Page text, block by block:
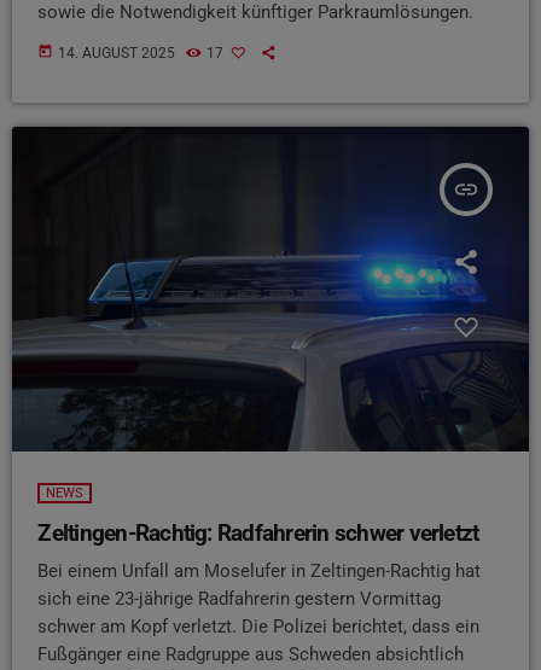
sowie die Notwendigkeit künftiger Parkraumlösungen.
today 14. AUGUST 2025 17
insert_link
NEWS
Zeltingen-Rachtig: Radfahrerin schwer verletzt
Bei einem Unfall am Moselufer in Zeltingen-Rachtig hat
sich eine 23-jährige Radfahrerin gestern Vormittag
schwer am Kopf verletzt. Die Polizei berichtet, dass ein
Fußgänger eine Radgruppe aus Schweden absichtlich